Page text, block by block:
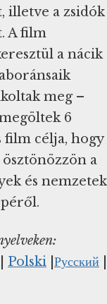
illetve a zsidók
A film
a nácik
meg –
6
film célja, hogy
a
és nemzetek
Polski Русский